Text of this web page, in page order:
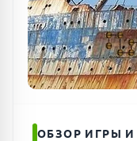
ОБЗОР ИГРЫ